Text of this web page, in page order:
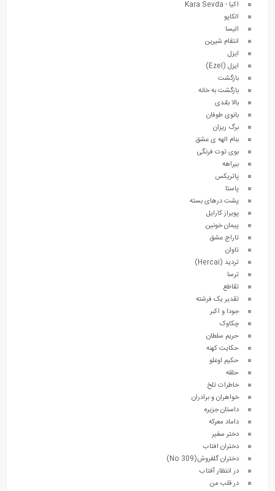
اکیا - Kara Sevda
الکاپو
الیسا
انتقام شیرین
ایزل
ایزل (Ezel)
بازگشت
بازگشت به خانه
بالا بلندی
بانوی طوفان
برگ ریزان
بنام الهه ی عشق
بوی توت فرنگی
بیراهه
پاتریکس
پاستا
پشت درهای بسته
پویراز کارایل
پیمان خونین
تاراج عشق
تاوان
تردید (Hercai)
ترسا
تقاطع
تقدیر یک فرشته
جودا و اکبر
چکاوک
حریم سلطان
حکایت کهنه
حکیم اوغلو
حلقه
خاطرات تلخ
خواهران و برادران
داستان جزیره
داماد معرکه
دختر سفیر
دختران افتاب
دختران گلفروش(No 309)
در انتظار آفتاب
در قلب من